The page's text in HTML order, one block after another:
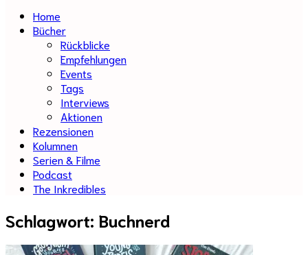
Home
Bücher
Rückblicke
Empfehlungen
Events
Tags
Interviews
Aktionen
Rezensionen
Kolumnen
Serien & Filme
Podcast
The Inkredibles
Schlagwort: Buchnerd